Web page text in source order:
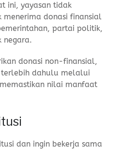
ini, yayasan tidak
menerima donasi finansial
partai politik,
negara.
donasi non-finansial,
dahulu melalui
nilai manfaat
dan ingin bekerja sama